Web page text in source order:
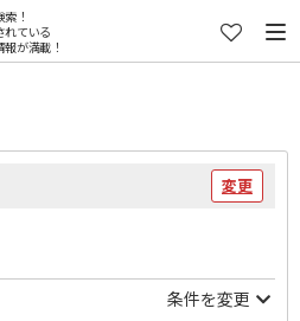
！
れている
が満載！
変更
条件を変更